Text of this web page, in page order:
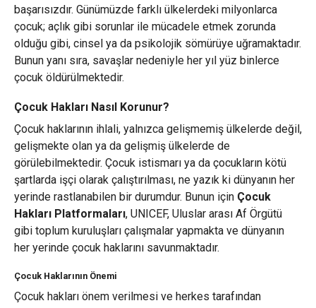
başarısızdır. Günümüzde farklı ülkelerdeki milyonlarca
çocuk; açlık gibi sorunlar ile mücadele etmek zorunda
olduğu gibi, cinsel ya da psikolojik sömürüye uğramaktadır.
Bunun yanı sıra, savaşlar nedeniyle her yıl yüz binlerce
çocuk öldürülmektedir.
Çocuk Hakları Nasıl Korunur?
Çocuk haklarının ihlali, yalnızca gelişmemiş ülkelerde değil,
gelişmekte olan ya da gelişmiş ülkelerde de
görülebilmektedir. Çocuk istismarı ya da çocukların kötü
şartlarda işçi olarak çalıştırılması, ne yazık ki dünyanın her
yerinde rastlanabilen bir durumdur. Bunun için Çocuk
Hakları Platformaları, UNICEF, Uluslar arası Af Örgütü
gibi toplum kuruluşları çalışmalar yapmakta ve dünyanın
her yerinde çocuk haklarını savunmaktadır.
Çocuk Haklarının Önemi
Çocuk hakları önem verilmesi ve herkes tarafından